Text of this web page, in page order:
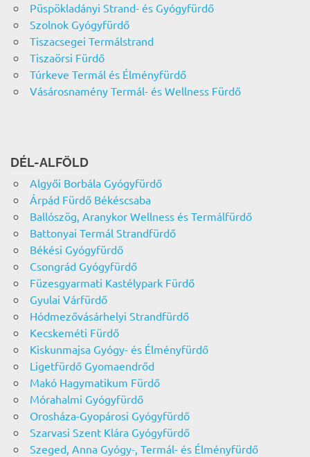
Püspökladányi Strand- és Gyógyfürdő
Szolnok Gyógyfürdő
Tiszacsegei Termálstrand
Tiszaörsi Fürdő
Túrkeve Termál és Élményfürdő
Vásárosnamény Termál- és Wellness Fürdő
DÉL-ALFÖLD
Algyői Borbála Gyógyfürdő
Árpád Fürdő Békéscsaba
Ballószög, Aranykor Wellness és Termálfürdő
Battonyai Termál Strandfürdő
Békési Gyógyfürdő
Csongrád Gyógyfürdő
Füzesgyarmati Kastélypark Fürdő
Gyulai Várfürdő
Hódmezővásárhelyi Strandfürdő
Kecskeméti Fürdő
Kiskunmajsa Gyógy- és Élményfürdő
Ligetfürdő Gyomaendrőd
Makó Hagymatikum Fürdő
Mórahalmi Gyógyfürdő
Orosháza-Gyopárosi Gyógyfürdő
Szarvasi Szent Klára Gyógyfürdő
Szeged, Anna Gyógy-, Termál- és Élményfürdő